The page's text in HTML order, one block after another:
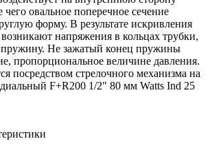
чего овальное поперечное сечение
форму. В результате искривления
напряжения в кольцах трубки,
пружину. Не зажатый конец пружины
пропорциональное величине давления.
посредством стрелочного механизма на
F+R200 1/2" 80 мм Watts Ind 25